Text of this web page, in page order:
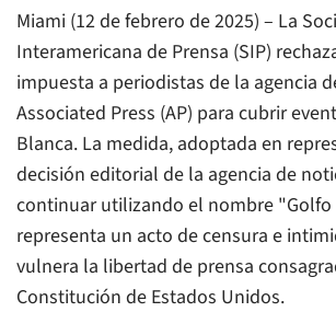
Miami (12 de febrero de 2025) – La
Interamericana de Prensa (SIP)
impuesta a periodistas de la agencia
Associated Press (AP) para cubrir
Blanca. La medida, adoptada en
decisión editorial de la agencia de
continuar utilizando el nombre "Golfo
representa un acto de censura e
vulnera la libertad de prensa
Constitución de Estados Unidos.